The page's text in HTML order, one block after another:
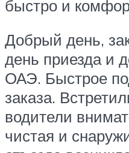
быстро и
Добрый день,
день приезда и
ОАЭ. Быстрое
заказа.
водители
чистая и